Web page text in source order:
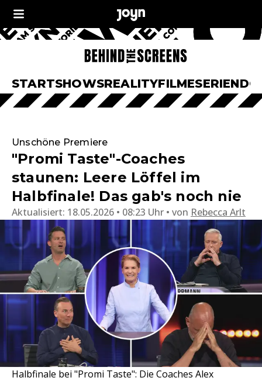
STARTSHOWSREALITYFILMESERIEN
Unschöne Premiere
"Promi Taste"-Coaches
staunen: Leere Löffel im
Halbfinale! Das gab's noch nie
Aktualisiert: 18.05.2026 • 08:23 Uhr von Rebecca Arlt
Halbfinale bei "Promi Taste": Die Coaches Alex